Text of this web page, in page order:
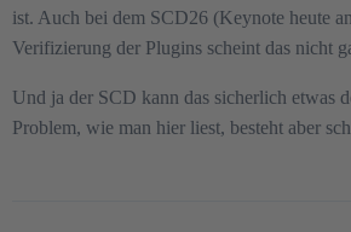
ist. Auch bei dem SCD26 (Keynote heute
Verifizierung der Plugins scheint das nicht
Und ja der SCD kann das sicherlich etwas
Problem, wie man hier liest, besteht aber